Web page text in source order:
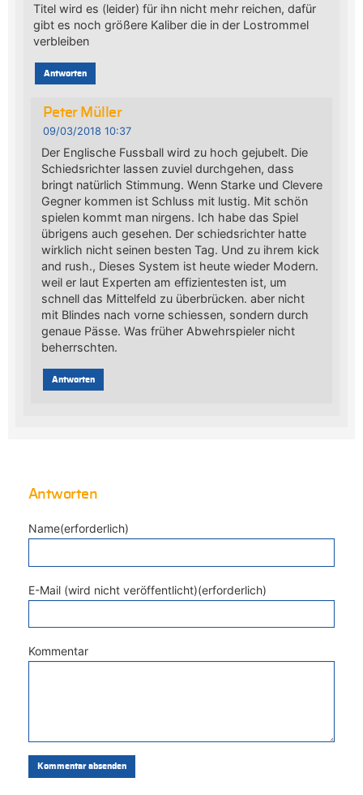
Titel wird es (leider) für ihn nicht mehr reichen, dafür
gibt es noch größere Kaliber die in der Lostrommel
verbleiben
Antworten
Peter Müller
09/03/2018 10:37
Der Englische Fussball wird zu hoch gejubelt. Die
Schiedsrichter lassen zuviel durchgehen, dass
bringt natürlich Stimmung. Wenn Starke und Clevere
Gegner kommen ist Schluss mit lustig. Mit schön
spielen kommt man nirgens. Ich habe das Spiel
übrigens auch gesehen. Der schiedsrichter hatte
wirklich nicht seinen besten Tag. Und zu ihrem kick
and rush., Dieses System ist heute wieder Modern.
weil er laut Experten am effizientesten ist, um
schnell das Mittelfeld zu überbrücken. aber nicht
mit Blindes nach vorne schiessen, sondern durch
genaue Pässe. Was früher Abwehrspieler nicht
beherrschten.
Antworten
Antworten
Name(erforderlich)
E-Mail (wird nicht veröffentlicht)(erforderlich)
Kommentar